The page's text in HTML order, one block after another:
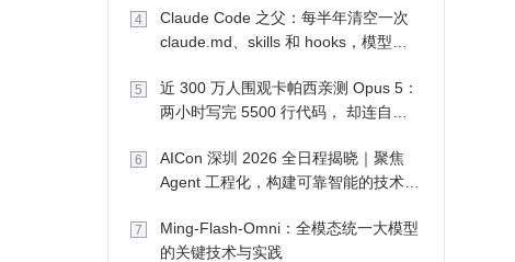
4
Claude Code 之父：每半年清空一次
claude.md、skills 和 hooks，模型自
5
近 300 万人围观卡帕西亲测 Opus 5：
两小时写完 5500 行代码， 却连自己
6
AICon 深圳 2026 全日程揭晓｜聚焦
Agent 工程化，构建可靠智能的技术路
7
Ming-Flash-Omni：全模态统一大模型
的关键技术与实践